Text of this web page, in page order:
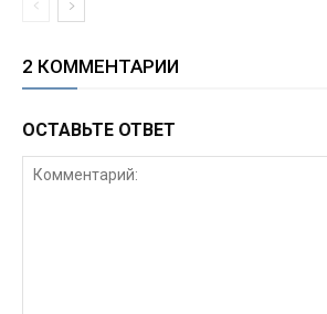
2 КОММЕНТАРИИ
ОСТАВЬТЕ ОТВЕТ